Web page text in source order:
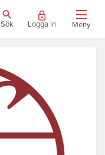
Sök Logga in Meny